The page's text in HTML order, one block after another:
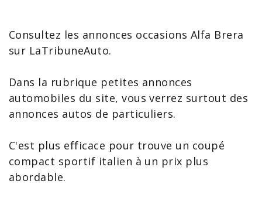
Consultez les annonces occasions Alfa Brera
sur LaTribuneAuto.
Dans la rubrique petites annonces
automobiles du site, vous verrez surtout des
annonces autos de particuliers.
C'est plus efficace pour trouve un coupé
compact sportif italien à un prix plus
abordable.